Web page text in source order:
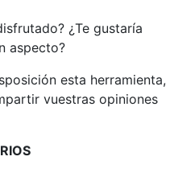
¿Te gustaría
aspecto?
esta herramienta,
vuestras opiniones